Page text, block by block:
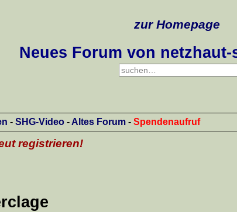
zur Homepage
Neues Forum von
- SHG-Video -Altes Forum - Spendenaufruf
registrieren!